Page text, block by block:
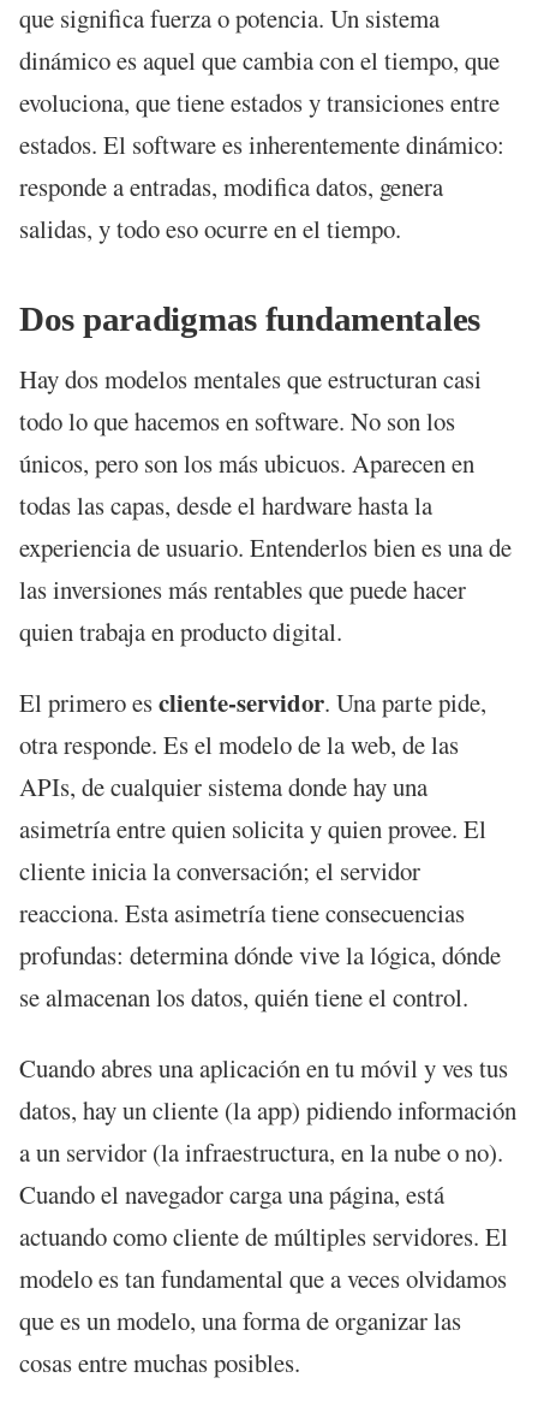
que significa fuerza o potencia. Un sistema
dinámico es aquel que cambia con el tiempo, que
evoluciona, que tiene estados y transiciones entre
estados. El software es inherentemente dinámico:
responde a entradas, modifica datos, genera
salidas, y todo eso ocurre en el tiempo.
Dos paradigmas fundamentales
Hay dos modelos mentales que estructuran casi
todo lo que hacemos en software. No son los
únicos, pero son los más ubicuos. Aparecen en
todas las capas, desde el hardware hasta la
experiencia de usuario. Entenderlos bien es una de
las inversiones más rentables que puede hacer
quien trabaja en producto digital.
El primero escliente-servidor. Una parte pide,
otra responde. Es el modelo de la web, de las
APIs, de cualquier sistema donde hay una
asimetría entre quien solicita y quien provee. El
cliente inicia la conversación; el servidor
reacciona. Esta asimetría tiene consecuencias
profundas: determina dónde vive la lógica, dónde
se almacenan los datos, quién tiene el control.
Cuando abres una aplicación en tu móvil y ves tus
datos, hay un cliente (la app) pidiendo información
a un servidor (la infraestructura, en la nube o no).
Cuando el navegador carga una página, está
actuando como cliente de múltiples servidores. El
modelo es tan fundamental que a veces olvidamos
que es un modelo, una forma de organizar las
cosas entre muchas posibles.